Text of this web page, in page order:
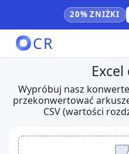
20% ZNIŻKI
CR
Excel
Wypróbuj nasz
przekonwertować
CSV (wartości